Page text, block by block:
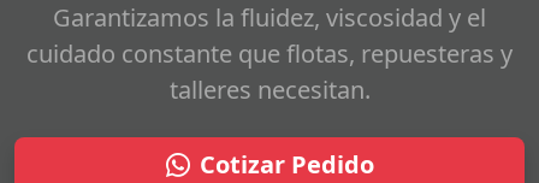
Garantizamos la fluidez, viscosidad y el
cuidado constante que flotas, repuesteras y
talleres necesitan.
Cotizar Pedido